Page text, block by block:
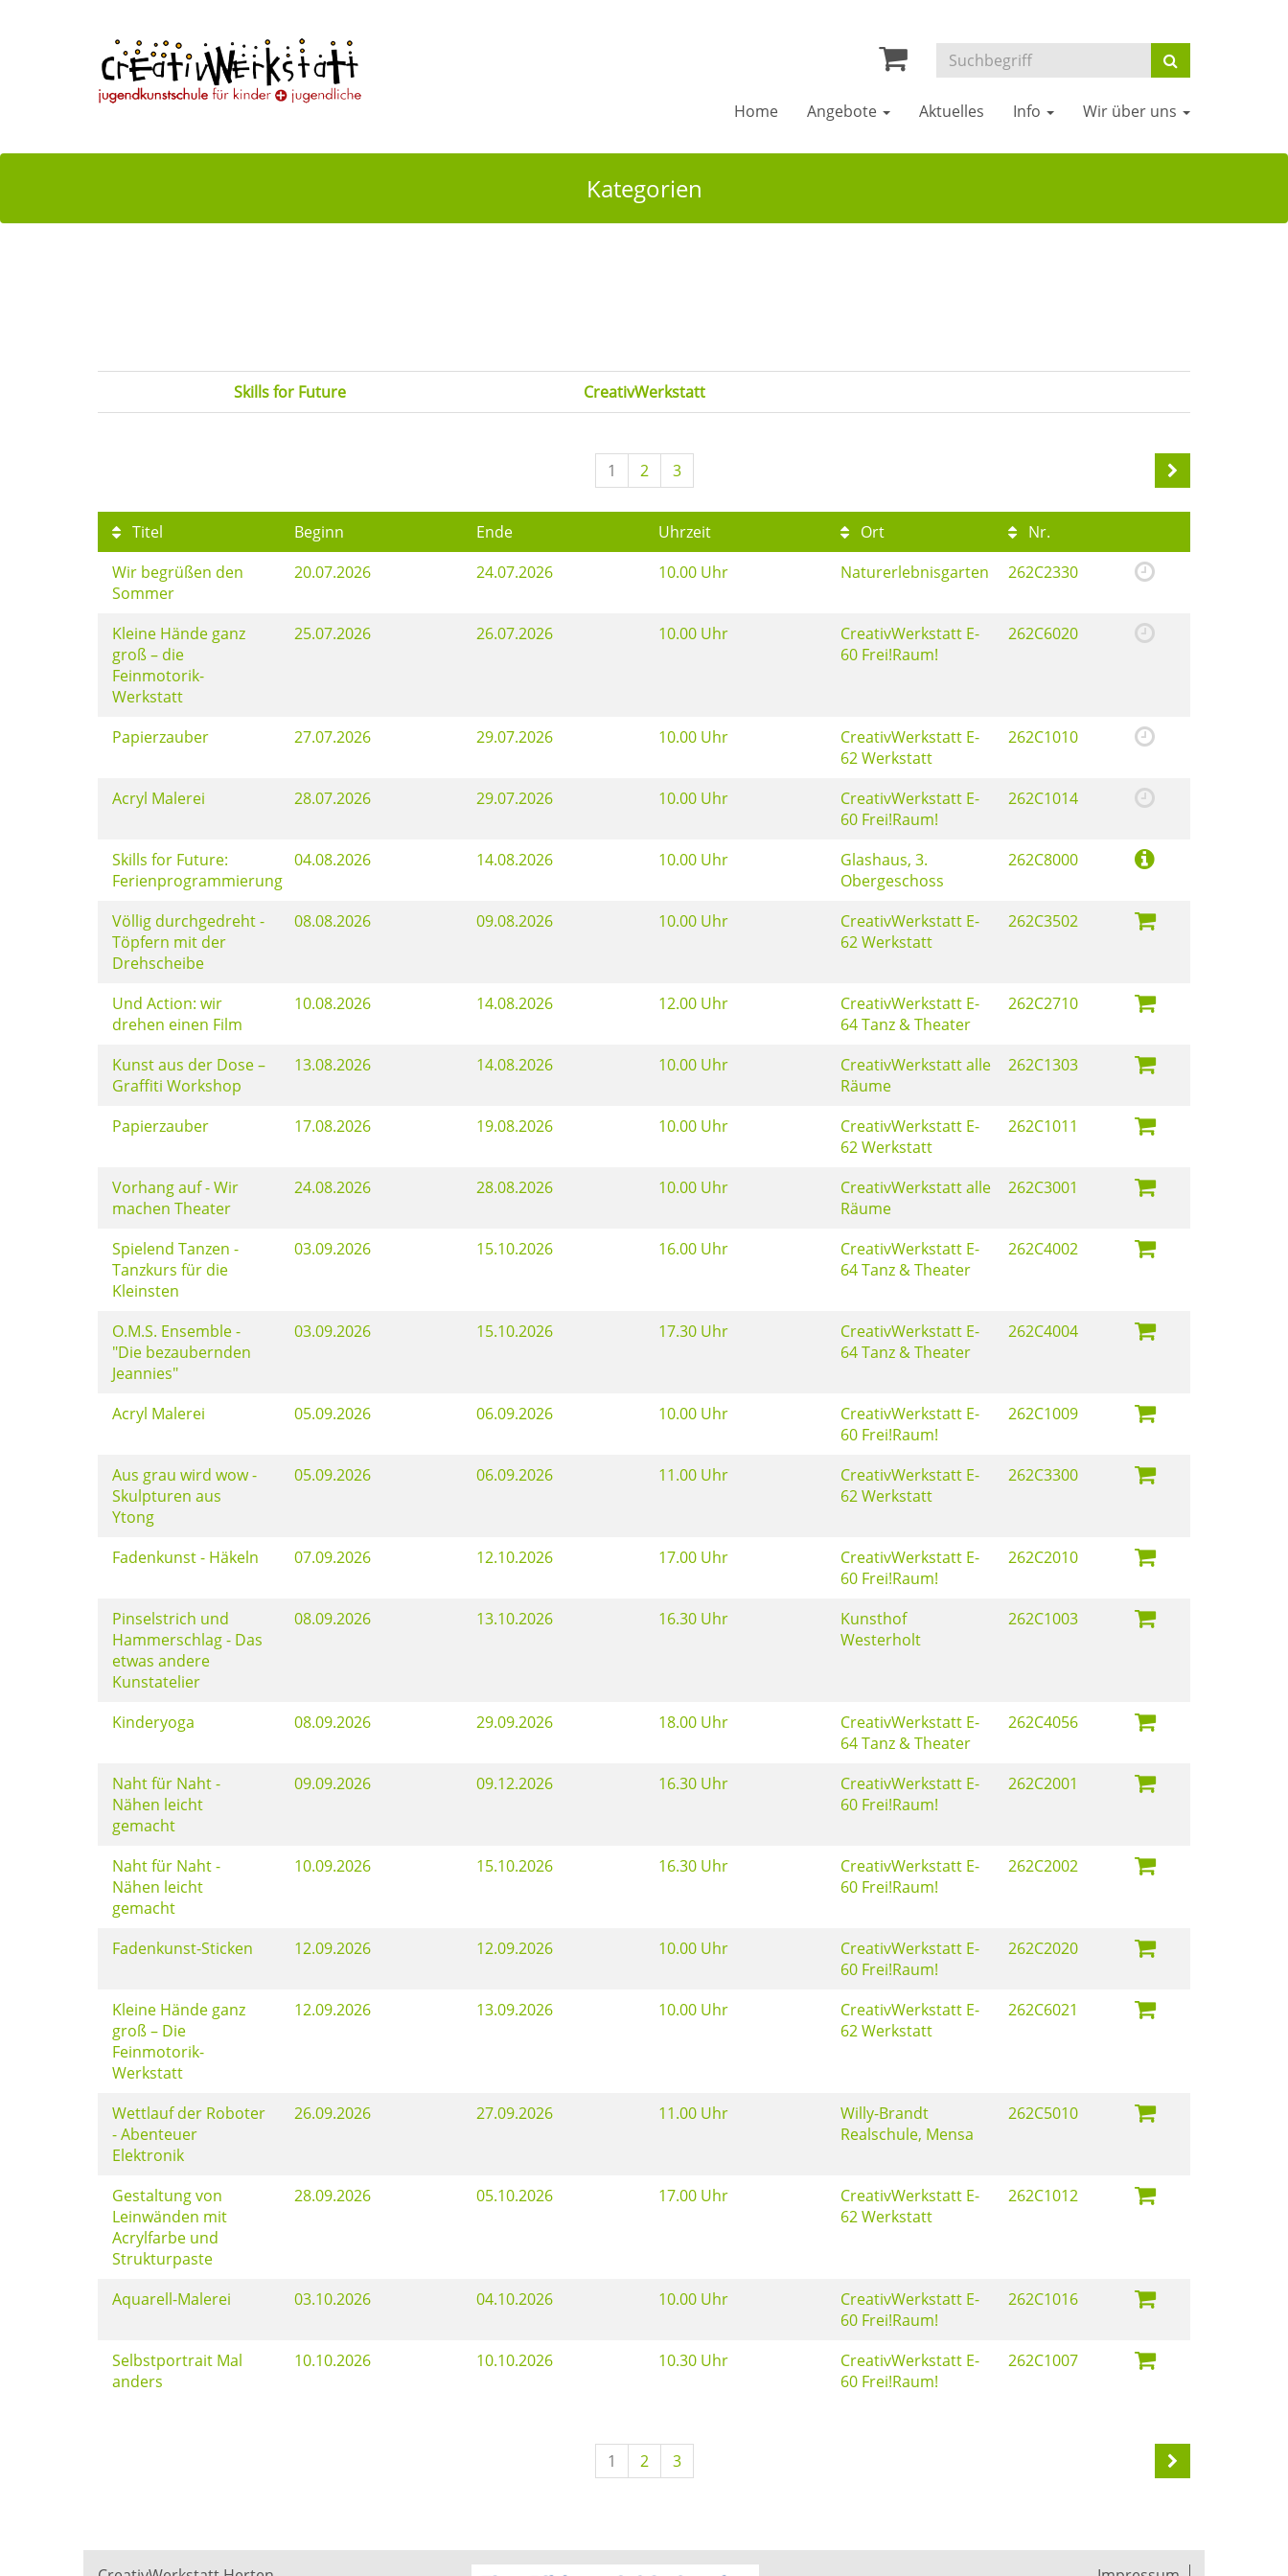
Home Angebote Aktuelles Info Wir über uns
Kategorien
Skills for Future CreativWerkstatt
1 2 3
Titel Beginn Ende Uhrzeit Ort
Nr.
Wir begrüßen den
Sommer
20.07.2026 24.07.2026 10.00 Uhr Naturerlebnisgarten 262C2330
Kleine Hände ganz
groß – die
Feinmotorik-
Werkstatt
25.07.2026 26.07.2026 10.00 Uhr
CreativWerkstatt E-
60 Frei!Raum!
262C6020
Papierzauber 27.07.2026 29.07.2026 10.00 Uhr
CreativWerkstatt E-
62 Werkstatt
262C1010
Acryl Malerei 28.07.2026 29.07.2026 10.00 Uhr
CreativWerkstatt E-
60 Frei!Raum!
262C1014
Skills for Future:
Ferienprogrammierung
04.08.2026 14.08.2026 10.00 Uhr
Glashaus, 3.
Obergeschoss
262C8000
Völlig durchgedreht -
Töpfern mit der
Drehscheibe
08.08.2026 09.08.2026 10.00 Uhr
CreativWerkstatt E-
62 Werkstatt
262C3502
Und Action: wir
drehen einen Film
10.08.2026 14.08.2026 12.00 Uhr
CreativWerkstatt E-
64 Tanz & Theater
262C2710
Kunst aus der Dose –
Graffiti Workshop
13.08.2026 14.08.2026 10.00 Uhr
CreativWerkstatt alle
Räume
262C1303
Papierzauber 17.08.2026 19.08.2026 10.00 Uhr
CreativWerkstatt E-
62 Werkstatt
262C1011
Vorhang auf - Wir
machen Theater
24.08.2026 28.08.2026 10.00 Uhr
CreativWerkstatt alle
Räume
262C3001
Spielend Tanzen -
Tanzkurs für die
Kleinsten
03.09.2026 15.10.2026 16.00 Uhr
CreativWerkstatt E-
64 Tanz & Theater
262C4002
O.M.S. Ensemble -
"Die bezaubernden
Jeannies"
03.09.2026 15.10.2026 17.30 Uhr
CreativWerkstatt E-
64 Tanz & Theater
262C4004
Acryl Malerei 05.09.2026 06.09.2026 10.00 Uhr
CreativWerkstatt E-
60 Frei!Raum!
262C1009
Aus grau wird wow -
Skulpturen aus
Ytong
05.09.2026 06.09.2026 11.00 Uhr
CreativWerkstatt E-
62 Werkstatt
262C3300
Fadenkunst - Häkeln 07.09.2026 12.10.2026 17.00 Uhr
CreativWerkstatt E-
60 Frei!Raum!
262C2010
Pinselstrich und
Hammerschlag - Das
etwas andere
Kunstatelier
08.09.2026 13.10.2026 16.30 Uhr
Kunsthof
Westerholt
262C1003
Kinderyoga 08.09.2026 29.09.2026 18.00 Uhr
CreativWerkstatt E-
64 Tanz & Theater
262C4056
Naht für Naht -
Nähen leicht
gemacht
09.09.2026 09.12.2026 16.30 Uhr
CreativWerkstatt E-
60 Frei!Raum!
262C2001
Naht für Naht -
Nähen leicht
gemacht
10.09.2026 15.10.2026 16.30 Uhr
CreativWerkstatt E-
60 Frei!Raum!
262C2002
Fadenkunst-Sticken 12.09.2026 12.09.2026 10.00 Uhr
CreativWerkstatt E-
60 Frei!Raum!
262C2020
Kleine Hände ganz
groß – Die
Feinmotorik-
Werkstatt
12.09.2026 13.09.2026 10.00 Uhr
CreativWerkstatt E-
62 Werkstatt
262C6021
Wettlauf der Roboter
- Abenteuer
Elektronik
26.09.2026 27.09.2026 11.00 Uhr
Willy-Brandt
Realschule, Mensa
262C5010
Gestaltung von
Leinwänden mit
Acrylfarbe und
Strukturpaste
28.09.2026 05.10.2026 17.00 Uhr
CreativWerkstatt E-
62 Werkstatt
262C1012
Aquarell-Malerei 03.10.2026 04.10.2026 10.00 Uhr
CreativWerkstatt E-
60 Frei!Raum!
262C1016
Selbstportrait Mal
anders
10.10.2026 10.10.2026 10.30 Uhr
CreativWerkstatt E-
60 Frei!Raum!
262C1007
1 2 3